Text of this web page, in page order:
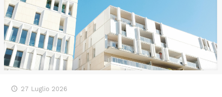
27 Luglio 2026